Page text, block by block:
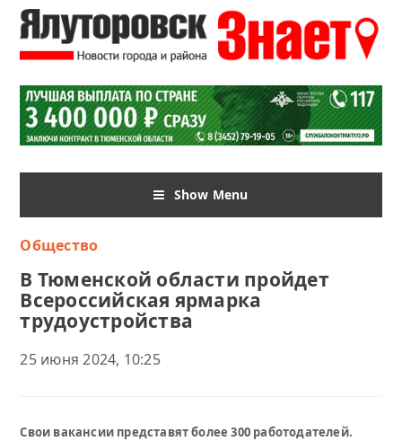
Show Menu
Общество
В Тюменской области пройдет
Всероссийская ярмарка
трудоустройства
25 июня 2024, 10:25
Свои вакансии представят более 300 работодателей.